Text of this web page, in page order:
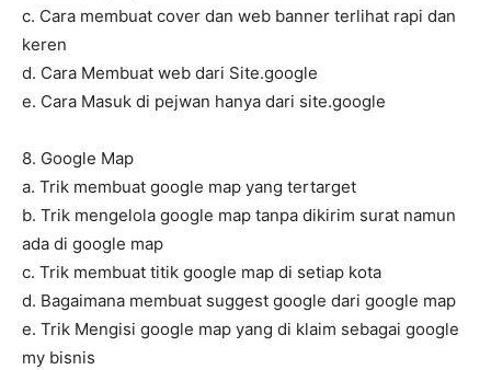
c. Cara membuat cover dan web banner terlihat rapi dan
keren
d. Cara Membuat web dari Site.google
e. Cara Masuk di pejwan hanya dari site.google
8. Google Map
a. Trik membuat google map yang tertarget
b. Trik mengelola google map tanpa dikirim surat namun
ada di google map
c. Trik membuat titik google map di setiap kota
d. Bagaimana membuat suggest google dari google map
e. Trik Mengisi google map yang di klaim sebagai google
my bisnis